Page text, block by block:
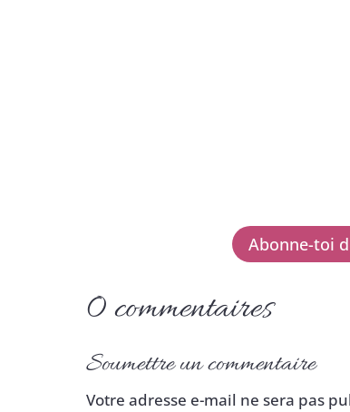
Abonne-toi
0 commentaires
Soumettre un commentaire
Votre adresse e-mail ne sera pas